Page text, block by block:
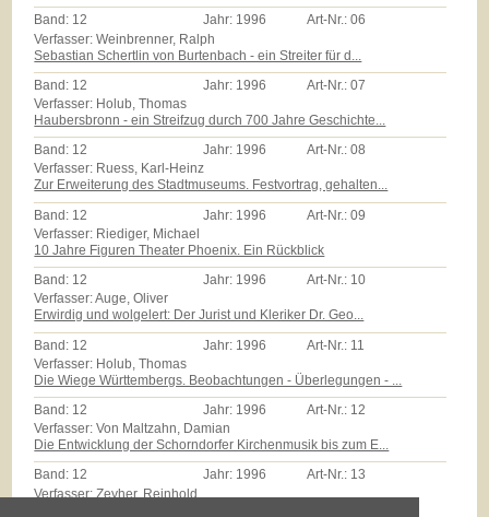
Band: 12 Jahr: 1996 Art-Nr.:06
Verfasser: Weinbrenner, Ralph
Sebastian Schertlin von Burtenbach - ein Streiter für d...
Band: 12 Jahr: 1996 Art-Nr.:07
Verfasser: Holub, Thomas
Haubersbronn - ein Streifzug durch 700 Jahre Geschichte...
Band: 12 Jahr: 1996 Art-Nr.:08
Verfasser: Ruess, Karl-Heinz
Zur Erweiterung des Stadtmuseums. Festvortrag, gehalten...
Band: 12 Jahr: 1996 Art-Nr.:09
Verfasser: Riediger, Michael
10 Jahre Figuren Theater Phoenix. Ein Rückblick
Band: 12 Jahr: 1996 Art-Nr.: 10
Verfasser: Auge, Oliver
Erwirdig und wolgelert: Der Jurist und Kleriker Dr. Geo...
Band: 12 Jahr: 1996 Art-Nr.: 11
Verfasser: Holub, Thomas
Die Wiege Württembergs. Beobachtungen - Überlegungen - ...
Band: 12 Jahr: 1996 Art-Nr.: 12
Verfasser: Von Maltzahn, Damian
Die Entwicklung der Schorndorfer Kirchenmusik bis zum E...
Band: 12 Jahr: 1996 Art-Nr.: 13
Verfasser: Zeyher, Reinhold